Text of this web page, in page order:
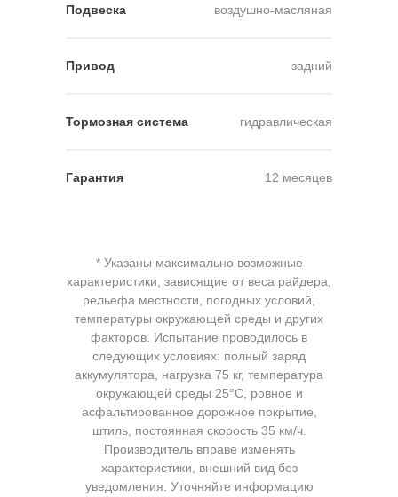
воздушно-масляная
Подвеска
задний
Привод
Тормозная система
Гарантия
гидравлическая
12 месяцев
* Указаны максимально возможные
характеристики, зависящие от веса райдера,
рельефа местности, погодных условий,
температуры окружающей среды и других
факторов. Испытание проводилось в
следующих условиях: полный заряд
аккумулятора, нагрузка 75 кг, температура
окружающей среды 25°C, ровное и
асфальтированное дорожное покрытие,
штиль, постоянная скорость 35 км/ч.
Производитель вправе изменять
характеристики, внешний вид без
уведомления. Уточняйте информацию